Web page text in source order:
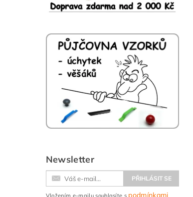
Newsletter
Vložením e-mailu souhlasíte s podmínkami